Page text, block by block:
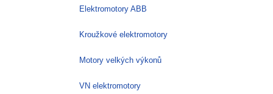
Elektromotory ABB
Kroužkové elektromotory
Motory velkých výkonů
VN elektromotory